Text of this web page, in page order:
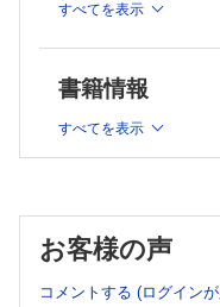
索引高機能自閉症の二次
高機能自閉症の薬物
学習障害への対応 （
発達障害における診
米国の現状 （宮本信
3章 さまざまな対応
すべてを表示
書籍情報
すべてを表示
お客様の声
コメントする (ログイン